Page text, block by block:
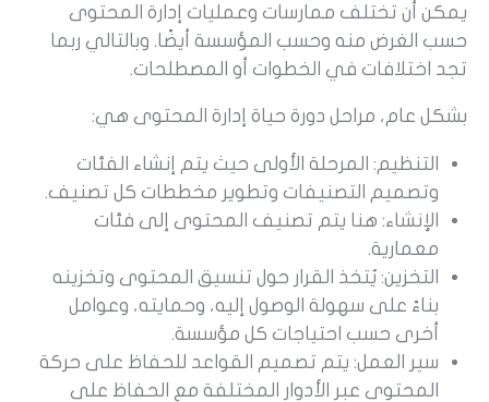
يمكن أن تختلف ممارسات وعمليات إدارة المحتوى
حسب الغرض منه وحسب المؤسسة أيضًا. وبالتالي ربما
تجد اختلافات في الخطوات أو المصطلحات.
بشكل عام، مراحل دورة حياة إدارة المحتوى هي:
التنظيم: المرحلة الأولى حيث يتم إنشاء الفئات
وتصميم التصنيفات وتطوير مخططات كل تصنيف.
الإنشاء: هنا يتم تصنيف المحتوى إلى فئات
معمارية.
التخزين: يُتخذ القرار حول تنسيق المحتوى وتخزينه
بناءً على سهولة الوصول إليه، وحمايته، وعوامل
أخرى حسب احتياجات كل مؤسسة.
سير العمل: يتم تصميم القواعد للحفاظ على حركة
المحتوى عبر الأدوار المختلفة مع الحفاظ على